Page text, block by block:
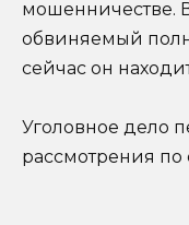
мошенничестве.
обвиняемый
сейчас он
Уголовное дело
рассмотрения по